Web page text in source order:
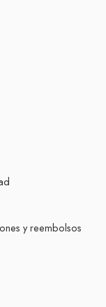
y reembolsos